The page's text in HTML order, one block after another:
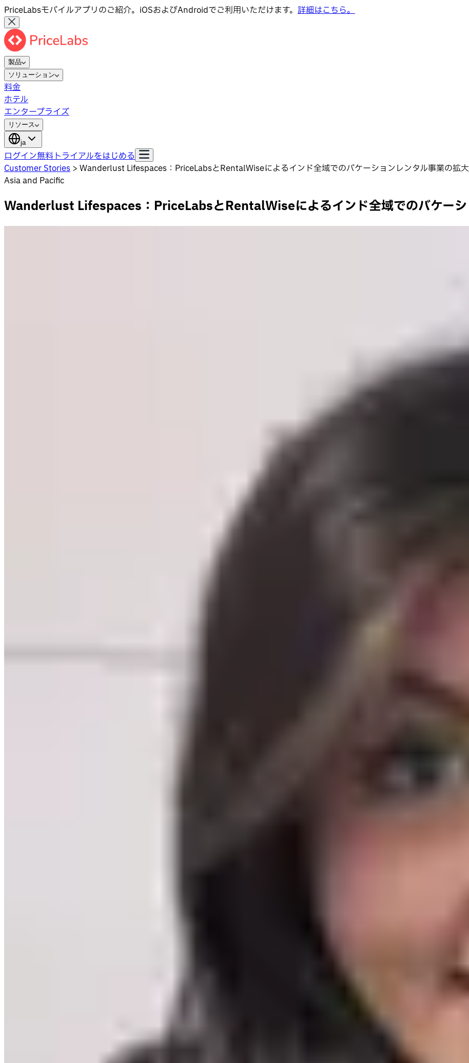
PriceLabsモバイルアプリのご紹介。iOSおよびAndroidでご利用いただけます。 詳細はこちら。
製品
ソリューション
料金
ホテル
エンタープライズ
リソース
ja
ログイン無料トライアルをはじめる
Customer Stories > Wanderlust Lifespaces：PriceLabsとRentalWiseによるインド全域でのバケーションレンタル事業の拡大
Asia and Pacific
Wanderlust Lifespaces：PriceLabsとRentalWiseによるインド全域でのバケーシ